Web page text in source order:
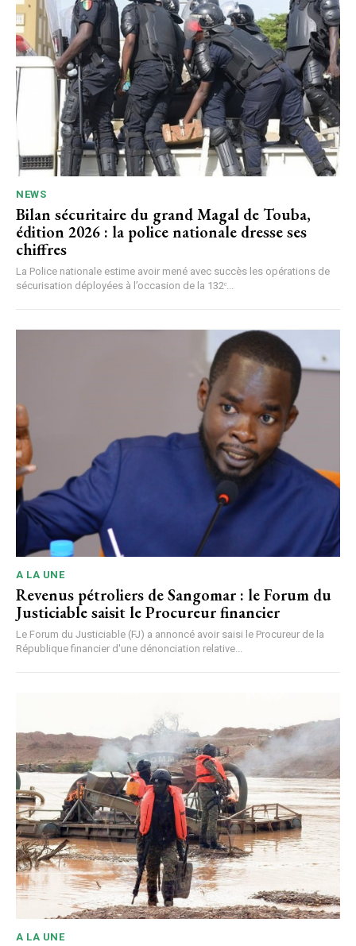
NEWS
Bilan sécuritaire du grand Magal de Touba,
édition 2026 : la police nationale dresse ses
chiffres
La Police nationale estime avoir mené avec succès les opérations de
sécurisation déployées à l’occasion de la 132ᵉ...
A LA UNE
Revenus pétroliers de Sangomar : le Forum du
Justiciable saisit le Procureur financier
Le Forum du Justiciable (FJ) a annoncé avoir saisi le Procureur de la
République financier d'une dénonciation relative...
A LA UNE